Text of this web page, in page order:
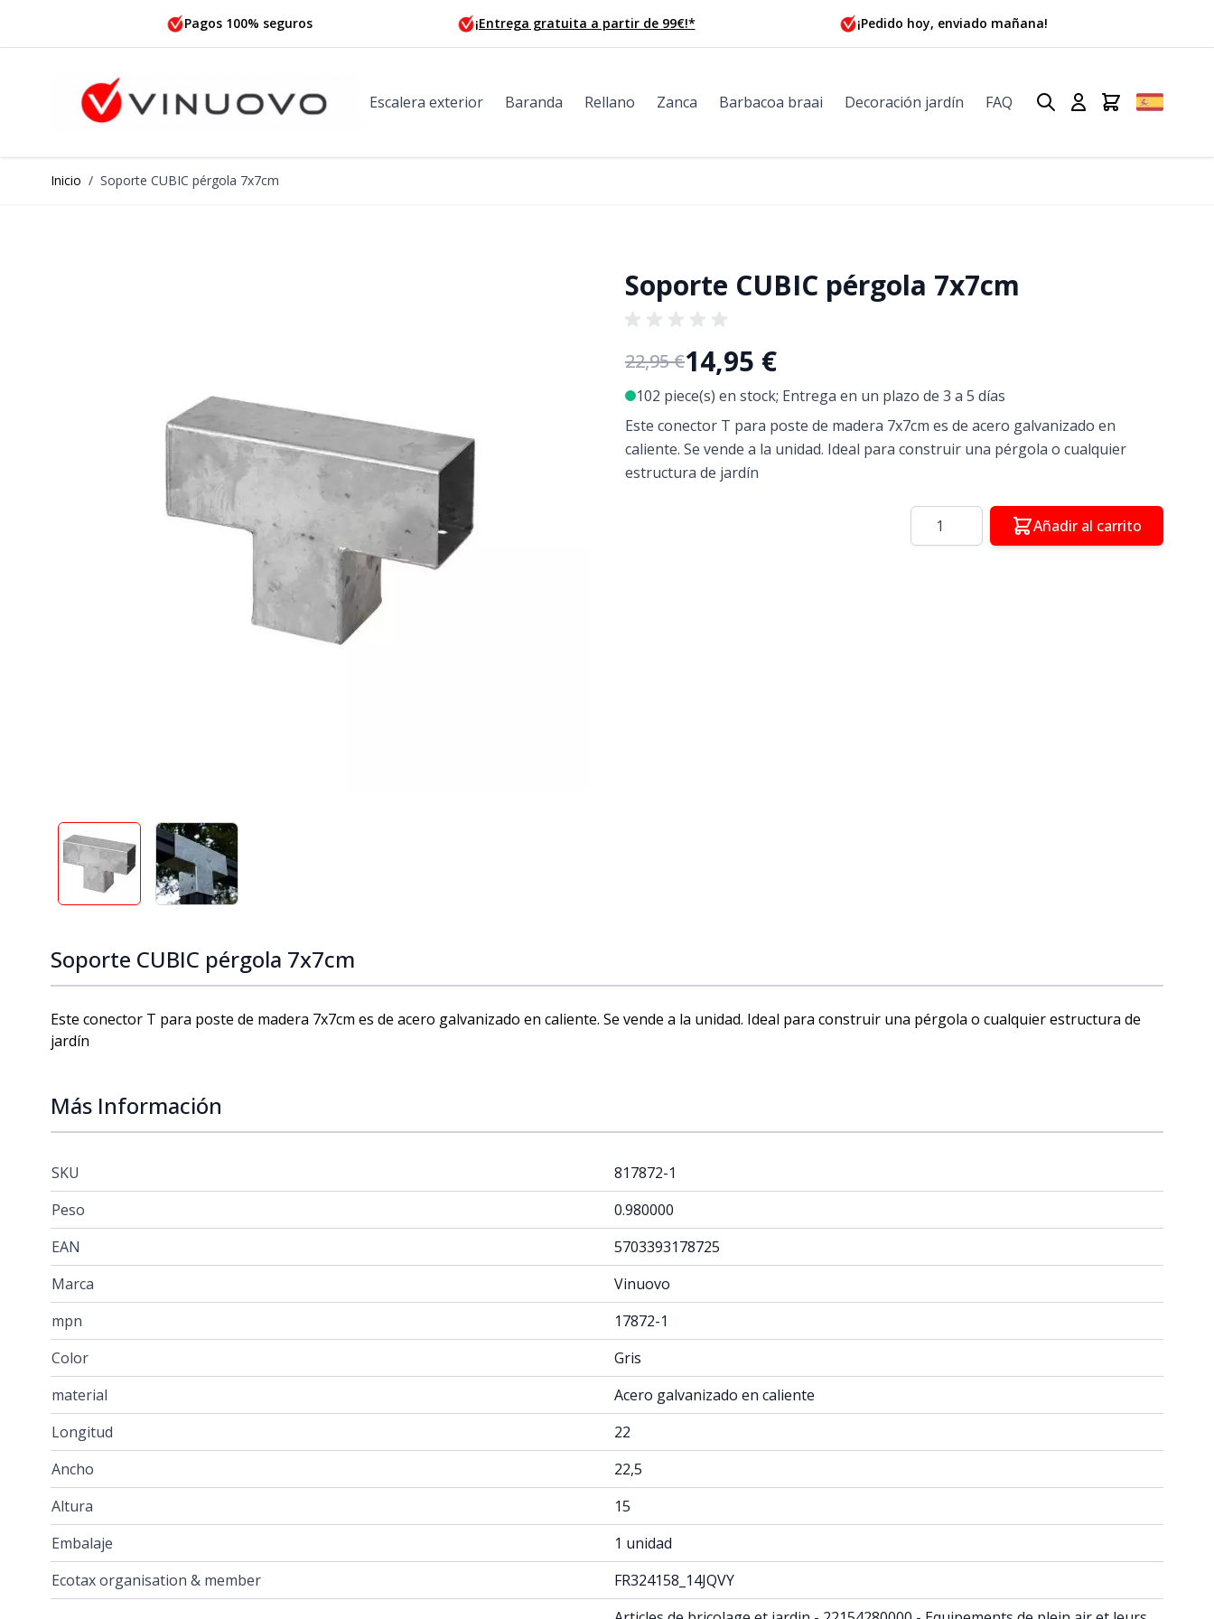
Pagos 100% seguros ¡Entrega gratuita a partir de 99€!* ¡Pedido hoy, enviado mañana!
Escalera exterior Baranda Rellano Zanca Barbacoa braai Decoración jardín FAQ
Inicio / Soporte CUBIC pérgola 7x7cm
Soporte CUBIC pérgola 7x7cm
View larger imageView larger image
22,95 €14,95 €
102 piece(s) en stock; Entrega en un plazo de 3 a 5 días
Este conector T para poste de madera 7x7cm es de acero galvanizado en
caliente. Se vende a la unidad. Ideal para construir una pérgola o cualquier
estructura de jardín
Cantidad Añadir al carrito
Soporte CUBIC pérgola 7x7cm
Este conector T para poste de madera 7x7cm es de acero galvanizado en caliente. Se vende a la unidad. Ideal para construir una pérgola o cualquier estructura de
jardín
Más Información
SKU
817872-1
Peso
0.980000
EAN
5703393178725
Marca
Vinuovo
mpn
17872-1
Color
Gris
material
Acero galvanizado en caliente
Longitud
22
Ancho
22,5
Altura
15
Embalaje
1 unidad
Ecotax organisation & member
FR324158_14JQVY